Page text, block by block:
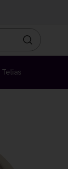
Otsin
Telias